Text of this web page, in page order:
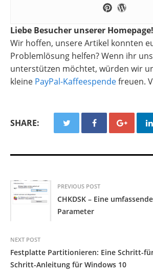
Liebe Besucher unserer Homepage!
Wir hoffen, unsere Artikel konnten
Problemlösung helfen? Wenn ihr
unterstützen möchtet, würden wir
kleine PayPal-Kaffeespendefreuen.
SHARE:
PREVIOUS POST
CHKDSK – Eine
Parameter
NEXT POST
Festplatte Partitionieren: Eine Schritt-
Schritt-Anleitung für Windows 10